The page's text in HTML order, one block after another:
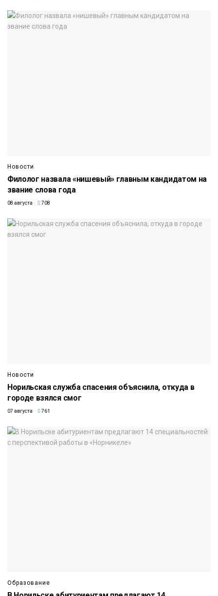
Новости
Филолог назвала «нишевый» главным кандидатом на
звание слова года
08 августа 708
Новости
Норильская служба спасения объяснила, откуда в
городе взялся смог
07 августа 761
Образование